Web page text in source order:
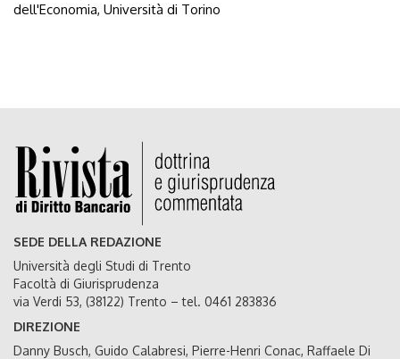
dell'Economia, Università di Torino
SEDE DELLA REDAZIONE
Università degli Studi di Trento
Facoltà di Giurisprudenza
via Verdi 53, (38122) Trento – tel. 0461 283836
DIREZIONE
Danny Busch, Guido Calabresi, Pierre-Henri Conac, Raffaele Di